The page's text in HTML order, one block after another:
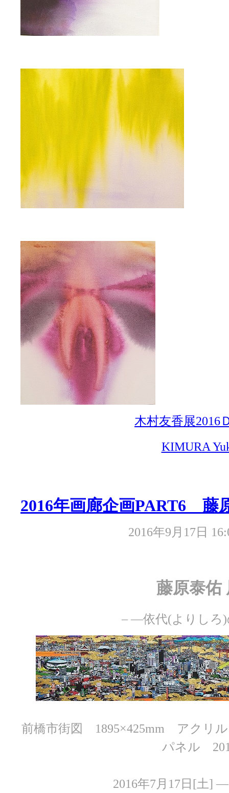
木村友香展2016
KIMURA
2016年画廊企画PART6 藤
2016年9月17日
藤原泰佑
– —依代(よりしろ
前橋市街図 1895×425mm アクリ
パネル
2016年7月17日[土]